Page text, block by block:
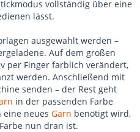
vollständig über eine
lässt.
ausgewählt werden –
Auf dem großen
per Finger farblich verändert,
werden. Anschließend mit
senden – der Rest geht
in der passenden Farbe
eine neues Garn benötigt wird,
nun dran ist.